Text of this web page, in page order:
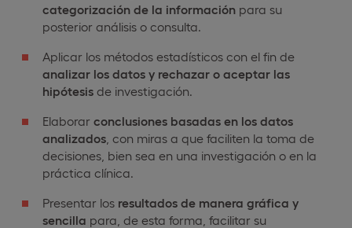
categorización de la información para su
posterior análisis o consulta.
Aplicar los métodos estadísticos con el fin de
analizar los datos y rechazar o aceptar las
hipótesis de investigación.
Elaborar conclusiones basadas en los datos
analizados , con miras a que faciliten la toma de
decisiones, bien sea en una investigación o en la
práctica clínica.
Presentar los resultados de manera gráfica y
sencilla para, de esta forma, facilitar su